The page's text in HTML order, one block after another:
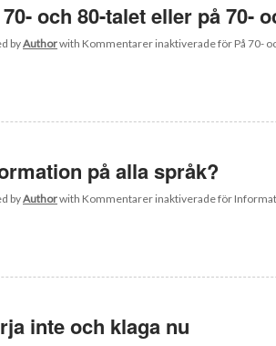
och 80-talet eller på 70-
byAuthorwith Kommentarer inaktiveradeför På 70-
på alla språk?
byAuthorwith Kommentarer inaktiveradeför
inte och klaga nu